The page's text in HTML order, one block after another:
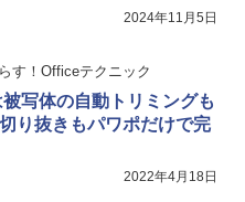
2024年11月5日
す！Officeテクニック
写体の自動トリミングも
り抜きもパワポだけで完
2022年4月18日